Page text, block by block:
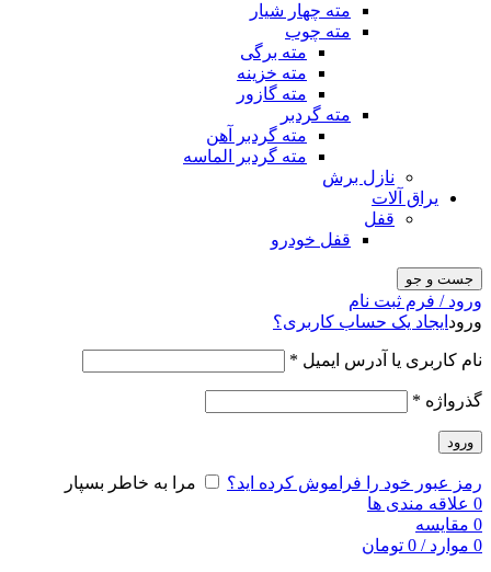
مته چهار شیار
مته چوب
مته برگی
مته خزینه
مته گازور
مته گردبر
مته گردبر آهن
مته گردبر الماسه
نازل برش
یراق آلات
قفل
قفل خودرو
جست و جو
ورود / فرم ثبت نام
ورود ایجاد یک حساب کاربری؟
نام کاربری یا آدرس ایمیل *
گذرواژه *
ورود
رمز عبور خود را فراموش کرده اید؟
مرا به خاطر بسپار
0 علاقه مندی ها
0 مقایسه
0 موارد /
0 تومان